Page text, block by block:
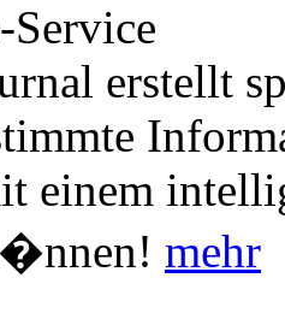
erstellt
einem
mehr